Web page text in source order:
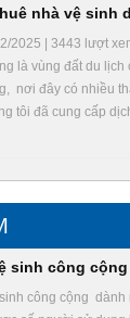
nhà vệ sinh
2025 | 3443 lượt
là vùng đất du lịch
nơi đây có nhiều
tôi đã cung cấp
sinh công
công cộng